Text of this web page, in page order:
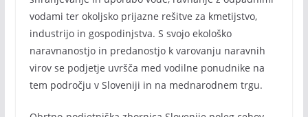
vodami ter okoljsko prijazne rešitve za kmetijstvo,
industrijo in gospodinjstva. S svojo ekološko
naravnanostjo in predanostjo k varovanju naravnih
virov se podjetje uvršča med vodilne ponudnike na
tem področju v Sloveniji in na mednarodnem trgu.